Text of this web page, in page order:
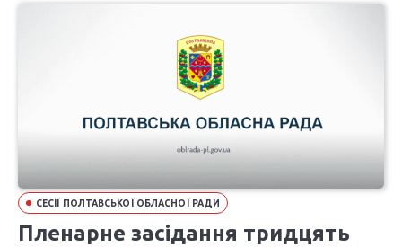
СЕСІЇ ПОЛТАВСЬКОЇ ОБЛАСНОЇ РАДИ
Пленарне засідання тридцять